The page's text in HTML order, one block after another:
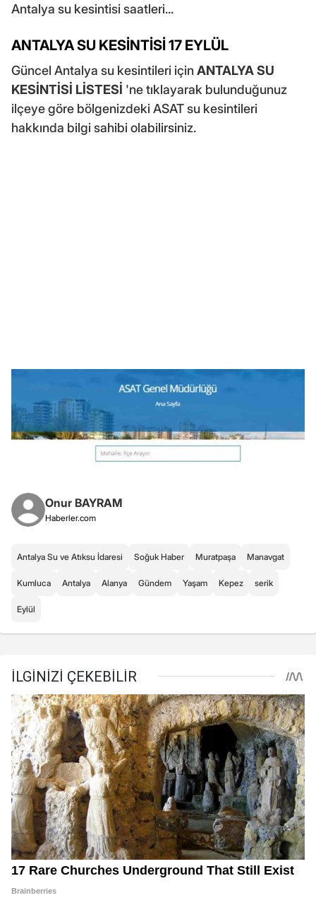
Antalya su kesintisi saatleri...
ANTALYA SU KESİNTİSİ 17 EYLÜL
Güncel Antalya su kesintileri içinANTALYA SU
KESİNTİSİ LİSTESİ 'ne tıklayarak bulunduğunuz
ilçeye göre bölgenizdeki ASAT su kesintileri
hakkında bilgi sahibi olabilirsiniz.
Onur BAYRAM
Haberler.com
Antalya Su ve Atıksu İdaresi Soğuk Haber Muratpaşa Manavgat
Kumluca Antalya Alanya Gündem Yaşam Kepez serik
Eylül